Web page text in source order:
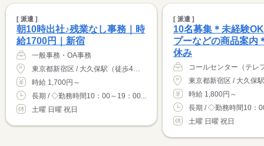
[ 派遣 ]
朝10時出社♪残業なし事務｜時
給1700円｜新宿
一般事務・OA事務
東京都新宿区 / 大久保駅（徒歩4分）
時給 1,700円～
長期 / ◇勤務時間10：00～19：00...
土曜 日曜 祝日
[ 派遣 ]
10名募集＊未経験
プーなどの商品案内
休み
時給 1,800円～
長期 / ◇勤務時間10：
土曜 日曜 祝日